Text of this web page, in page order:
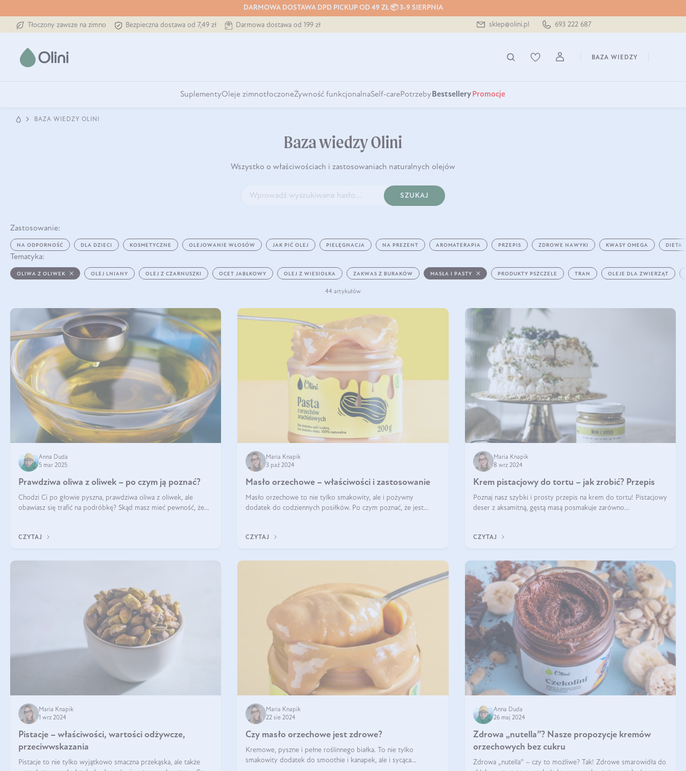
DARMOWA DOSTAWA DPD PICKUP OD 49 ZŁ 📦 3-9 SIERPNIA
Tłoczony zawsze na zimno Bezpieczna dostawa od 7,49 zł Darmowa dostawa od 199 zł sklep@olini.pl 693 222 687
BAZA WIEDZY
SuplementyOleje zimnotłoczoneŻywność funkcjonalnaSelf-carePotrzeby Bestsellery Promocje
BAZA WIEDZY OLINI
Baza wiedzy Olini
Wszystko o właściwościach i zastosowaniach naturalnych olejów
SZUKAJ
Zastosowanie:
NA ODPORNOŚĆ DLA DZIECI KOSMETYCZNE OLEJOWANIE WŁOSÓW JAK PIĆ OLEJ PIELĘGNACJA NA PREZENT AROMATERAPIA PRZEPIS ZDROWE NAWYKI KWASY OMEGA DIETA
Tematyka:
OLIWA Z OLIWEK OLEJ LNIANY OLEJ Z CZARNUSZKI OCET JABŁKOWY OLEJ Z WIESIOŁKA ZAKWAS Z BURAKÓW MASŁA I PASTY PRODUKTY PSZCZELE TRAN OLEJE DLA ZWIERZĄT
44 artykułów
Anna Duda
5 mar 2025
Prawdziwa oliwa z oliwek – po czym ją poznać?
Chodzi Ci po głowie pyszna, prawdziwa oliwa z oliwek, ale
obawiasz się trafić na podróbkę? Skąd masz mieć pewność, że
CZYTAJ
Maria Knapik
3 paź 2024
Masło orzechowe – właściwości i zastosowanie
Masło orzechowe to nie tylko smakowity, ale i pożywny
dodatek do codziennych posiłków. Po czym poznać, że jest
CZYTAJ
Maria Knapik
8 wrz 2024
Krem pistacjowy do tortu – jak zrobić? Przepis
Poznaj nasz szybki i prosty przepis na krem do tortu! Pistacjowy
deser z aksamitną, gęstą masą posmakuje zarówno
CZYTAJ
Maria Knapik
1 wrz 2024
Pistacje – właściwości, wartości odżywcze,
przeciwwskazania
Pistacje to nie tylko wyjątkowo smaczna przekąska, ale także
Maria Knapik
22 sie 2024
Czy masło orzechowe jest zdrowe?
Kremowe, pyszne i pełne roślinnego białka. To nie tylko
smakowity dodatek do smoothie i kanapek, ale i sycąca
Anna Duda
26 maj 2024
Zdrowa „nutella”? Nasze propozycje kremów
orzechowych bez cukru
Zdrowa „nutella” – czy to możliwe? Tak! Zdrowe smarowidła do